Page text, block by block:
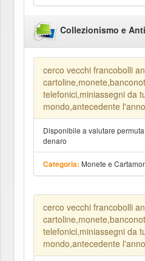
Collezionismo e
cerco vecchi francobolli
telefonici,miniassegni da
mondo,antecedente
Disponibile a valutare
denaro
Categoria: Monete e
cerco vecchi francobolli
telefonici,miniassegni da
mondo,antecedente